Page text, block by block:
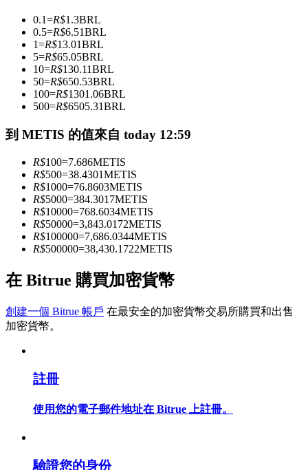
成為跟單交易員
包含交易情況等的大數據分析
合約功能使用指南
0.1=R$1.3BRL
0.5=R$6.51BRL
1=R$13.01BRL
5=R$65.05BRL
10=R$130.11BRL
50=R$650.53BRL
100=R$1301.06BRL
500=R$6505.31BRL
到 METIS 的值來自 today 12:59
R$100=7.686METIS
R$500=38.4301METIS
R$1000=76.8603METIS
R$5000=384.3017METIS
R$10000=768.6034METIS
R$50000=3,843.0172METIS
R$100000=7,686.0344METIS
R$500000=38,430.1722METIS
在 Bitrue 購買加密貨幣
創建一個 Bitrue 帳戶 在最安全的加密貨幣交易所購買和出售
加密貨幣。
註冊
使用您的電子郵件地址在 Bitrue 上註冊。
驗證您的身份